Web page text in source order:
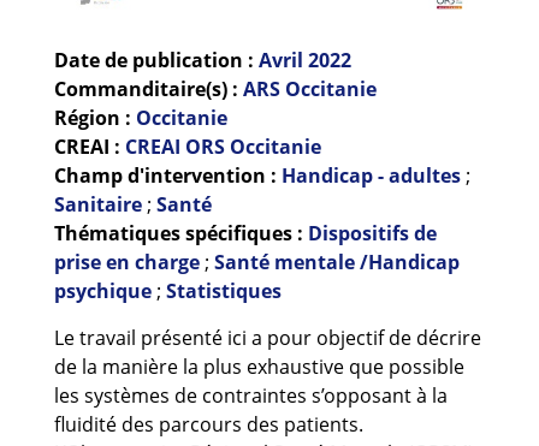
Date de publication : Avril 2022
Commanditaire(s) : ARS Occitanie
Région : Occitanie
CREAI : CREAI ORS Occitanie
Champ d'intervention : Handicap - adultes ;
Sanitaire ; Santé
Thématiques spécifiques : Dispositifs de
prise en charge ; Santé mentale /Handicap
psychique ; Statistiques
Le travail présenté ici a pour objectif de décrire
de la manière la plus exhaustive que possible
les systèmes de contraintes s’opposant à la
fluidité des parcours des patients.